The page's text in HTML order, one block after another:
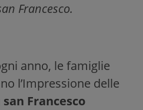
Francesco.
anno, le famiglie
l’Impressione delle
san Francesco